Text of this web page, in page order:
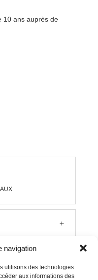
navigation
utilisons des technologies
aux informations des
10 ans auprès de